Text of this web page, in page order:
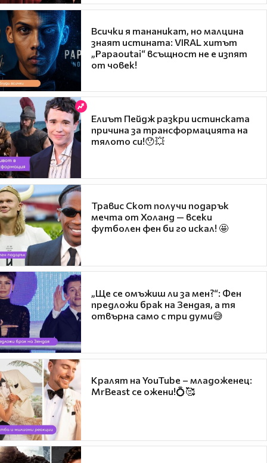
Всички я тананикат, но малцина
знаят истината: VIRAL хитът
„Papaoutai“ всъщност не е изпят
от човек!
Елиът Пейдж разкри истинската
причина за трансформацията на
тялото си!😯💥
Травис Скот получи подарък
мечта от Холанд — всеки
футболен фен би го искал! 🤩
„Ще се омъжиш ли за мен?“: Фен
предложи брак на Зендая, а тя
отвърна само с три думи😅
Кралят на YouTube – младоженец:
MrBeast се ожени!💍🥰